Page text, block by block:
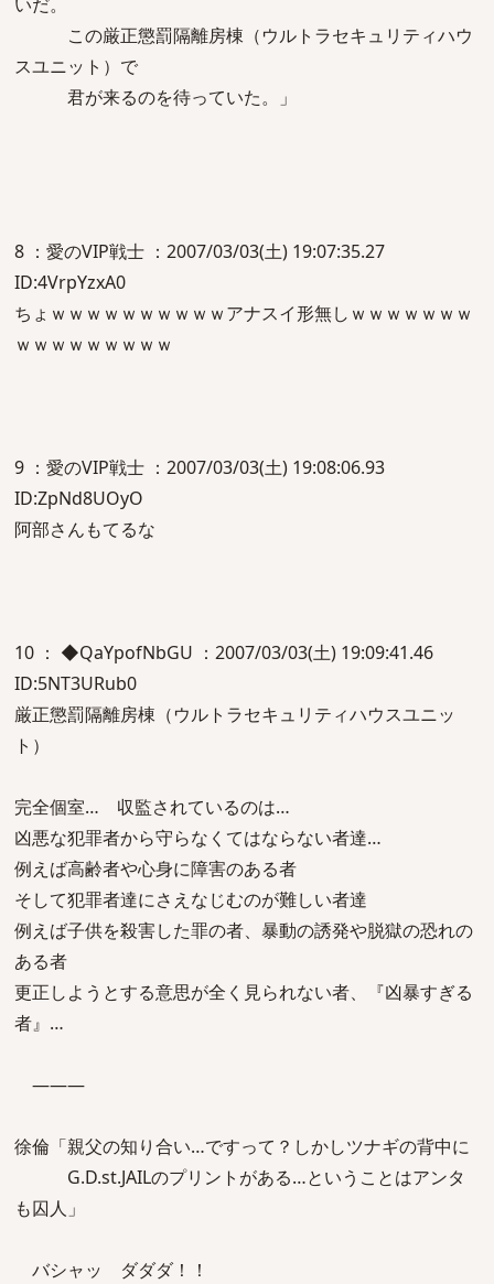
この厳正懲罰隔離房棟（ウルトラセキュリティハウ
スユニット）で
君が来るのを待っていた。」
8 ：愛のVIP戦士 ：2007/03/03(土) 19:07:35.27
ID:4VrpYzxA0
ちょｗｗｗｗｗｗｗｗｗｗアナスイ形無しｗｗｗｗｗｗｗ
ｗｗｗｗｗｗｗｗｗ
9 ：愛のVIP戦士 ：2007/03/03(土) 19:08:06.93
ID:ZpNd8UOyO
阿部さんもてるな
10 ： ◆QaYpofNbGU ：2007/03/03(土) 19:09:41.46
ID:5NT3URub0
厳正懲罰隔離房棟（ウルトラセキュリティハウスユニッ
ト）
完全個室… 収監されているのは…
凶悪な犯罪者から守らなくてはならない者達…
例えば高齢者や心身に障害のある者
そして犯罪者達にさえなじむのが難しい者達
例えば子供を殺害した罪の者、暴動の誘発や脱獄の恐れの
ある者
更正しようとする意思が全く見られない者、『凶暴すぎる
者』…
―――
徐倫「親父の知り合い…ですって？しかしツナギの背中に
G.D.st.JAILのプリントがある…ということはアンタ
も囚人」
バシャッ ダダダ！！